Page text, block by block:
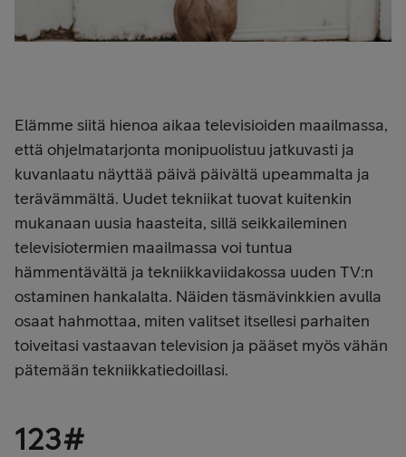
Elämme siitä hienoa aikaa televisioiden maailmassa,
että ohjelmatarjonta monipuolistuu jatkuvasti ja
kuvanlaatu näyttää päivä päivältä upeammalta ja
terävämmältä. Uudet tekniikat tuovat kuitenkin
mukanaan uusia haasteita, sillä seikkaileminen
televisiotermien maailmassa voi tuntua
hämmentävältä ja tekniikkaviidakossa uuden TV:n
ostaminen hankalalta. Näiden täsmävinkkien avulla
osaat hahmottaa, miten valitset itsellesi parhaiten
toiveitasi vastaavan television ja pääset myös vähän
pätemään tekniikkatiedoillasi.
123#